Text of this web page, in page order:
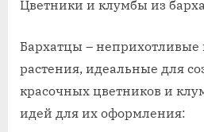
Цветники и клумбы из
Бархатцы – неприхотливые
растения, идеальные для
красочных цветников и
идей для их оформления: